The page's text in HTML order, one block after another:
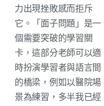
力出現挫敗感而拒斥
它。「面子問題」是一
個需要突破的學習關
卡，這部分老師可以適
時扮演學習者與語言間
的橋梁，例如以醫院場
景為練習，多半我已經